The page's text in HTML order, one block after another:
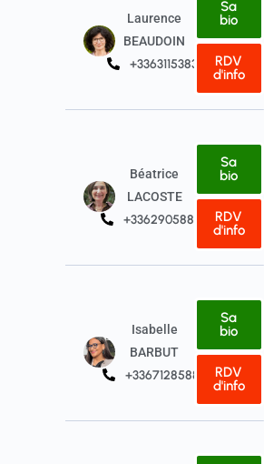
Laurence
BEAUDOIN
+33631153831
Sa
bio
RDV
d'info
Béatrice
LACOSTE
+33629058850
Sa
bio
RDV
d'info
Isabelle
BARBUT
+33671285880
Sa
bio
RDV
d'info